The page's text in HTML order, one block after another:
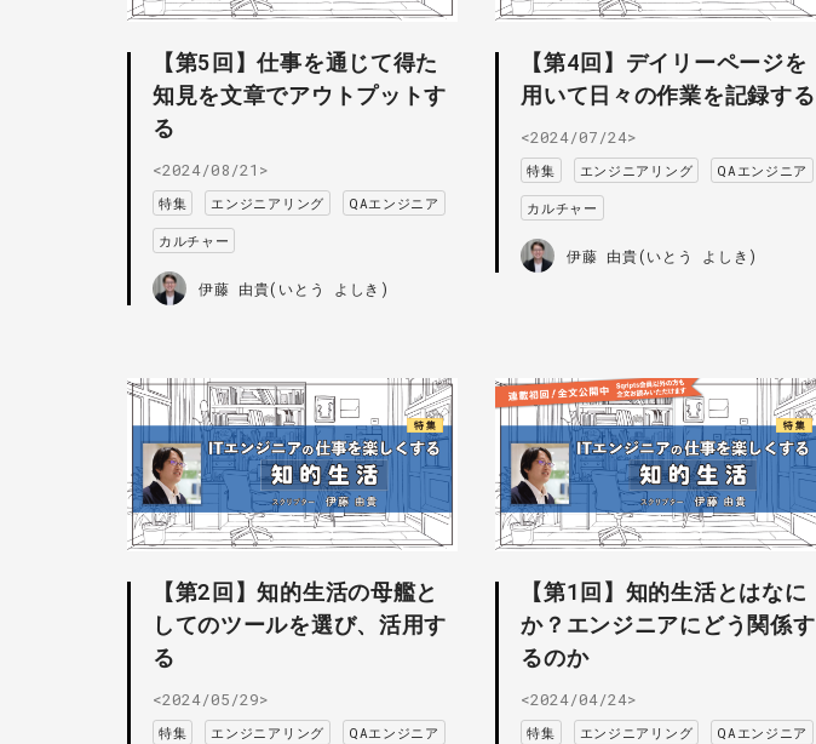
【第5回】仕事を通じて得た
知見を文章でアウトプットす
る
<2024/08/21>
特集 エンジニアリング QAエンジニア
カルチャー
伊藤 由貴(いとう よしき)
【第4回】デイリーページを
用いて日々の作業を記録する
<2024/07/24>
特集 エンジニアリング QAエンジニア
カルチャー
伊藤 由貴(いとう よしき)
【第2回】知的生活の母艦と
してのツールを選び、活用す
る
<2024/05/29>
特集 エンジニアリング QAエンジニア
【第1回】知的生活とはなに
か？エンジニアにどう関係す
るのか
<2024/04/24>
特集 エンジニアリング QAエンジニア